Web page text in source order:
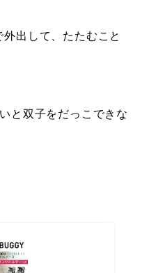
出して、たたむこと
と双子をだっこできな